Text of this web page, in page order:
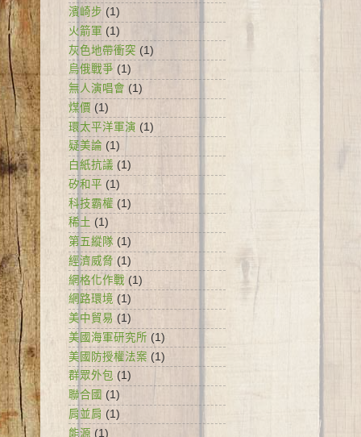
濱崎步 (1)
火箭軍 (1)
灰色地帶衝突 (1)
烏俄戰爭 (1)
無人演唱會 (1)
煤價 (1)
環太平洋軍演 (1)
疑美論 (1)
白紙抗議 (1)
矽和平 (1)
科技霸權 (1)
稀土 (1)
第五縱隊 (1)
經濟威脅 (1)
網格化作戰 (1)
網路環境 (1)
美中貿易 (1)
美國海軍研究所 (1)
美國防授權法案 (1)
群眾外包 (1)
聯合國 (1)
肩並肩 (1)
能源 (1)